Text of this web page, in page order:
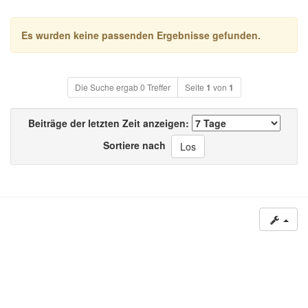
Es wurden keine passenden Ergebnisse gefunden.
Die Suche ergab 0 Treffer Seite 1 von 1
Beiträge der letzten Zeit anzeigen:
Sortiere nach